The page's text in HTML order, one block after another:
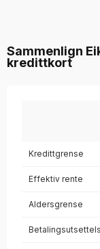
Sammenlign
kredittkort
Kredittgrense
Effektiv rente
Aldersgrense